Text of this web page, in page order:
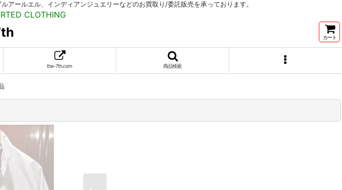
アールエル、インディアンジュエリーなどのお買取り/委託販売を承っております。
CLOTHING
カート
the-7th.com 商品検索